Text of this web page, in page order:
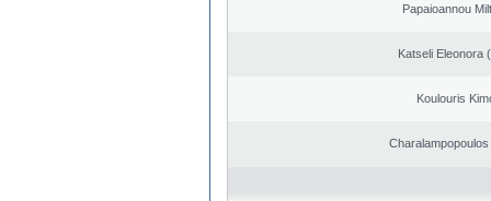
Papaioannou
Katseli Eleonora
Koulouris